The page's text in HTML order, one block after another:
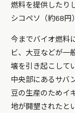
燃料を提供したり
シコペソ（約68円
今までバイオ燃料
ビ、大豆などが一
壊を引き起こして
中央部にあるサバ
豆の生産のためイ
地が開墾されたと